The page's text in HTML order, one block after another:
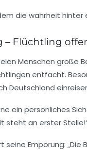
– Flüchtling
Menschen große
entfacht.
Deutschland
ein persönliches
steht an erster
seine Empörung: